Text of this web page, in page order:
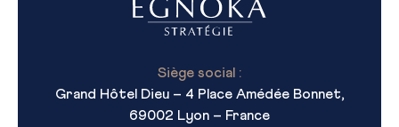
Siège social :
Grand Hôtel Dieu – 4 Place Amédée Bonnet,
69002 Lyon – France